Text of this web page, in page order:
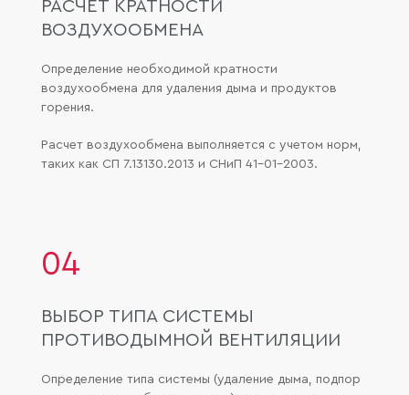
РАСЧЕТ КРАТНОСТИ
ВОЗДУХООБМЕНА
Определение необходимой кратности
воздухообмена для удаления дыма и продуктов
горения.
Расчет воздухообмена выполняется с учетом норм,
таких как СП 7.13130.2013 и СНиП 41-01-2003.
04
ВЫБОР ТИПА СИСТЕМЫ
ПРОТИВОДЫМНОЙ ВЕНТИЛЯЦИИ
Определение типа системы (удаление дыма, подпор